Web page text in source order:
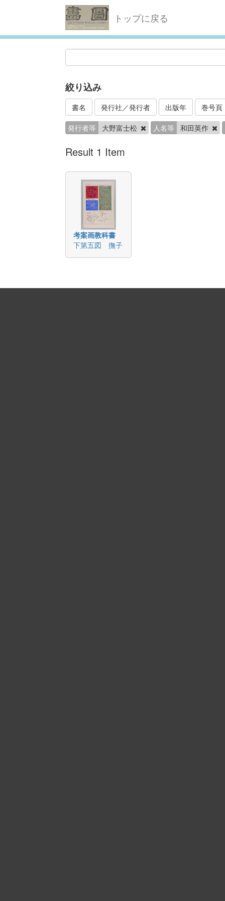
トップに戻る
絞り込み
書名 発行社／発行者 出版年 巻号頁
発行者等 大野富士松 人名等 和田英作
Result 1 Item
考案画教科書
下第五図 撫子